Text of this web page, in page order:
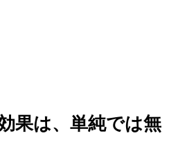
果は、単純では無